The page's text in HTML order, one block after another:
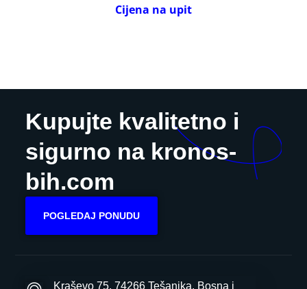
Cijena na upit
Kupujte kvalitetno i
sigurno na kronos-
bih.com
POGLEDAJ PONUDU
Kraševo 75, 74266 Tešanjka. Bosna i